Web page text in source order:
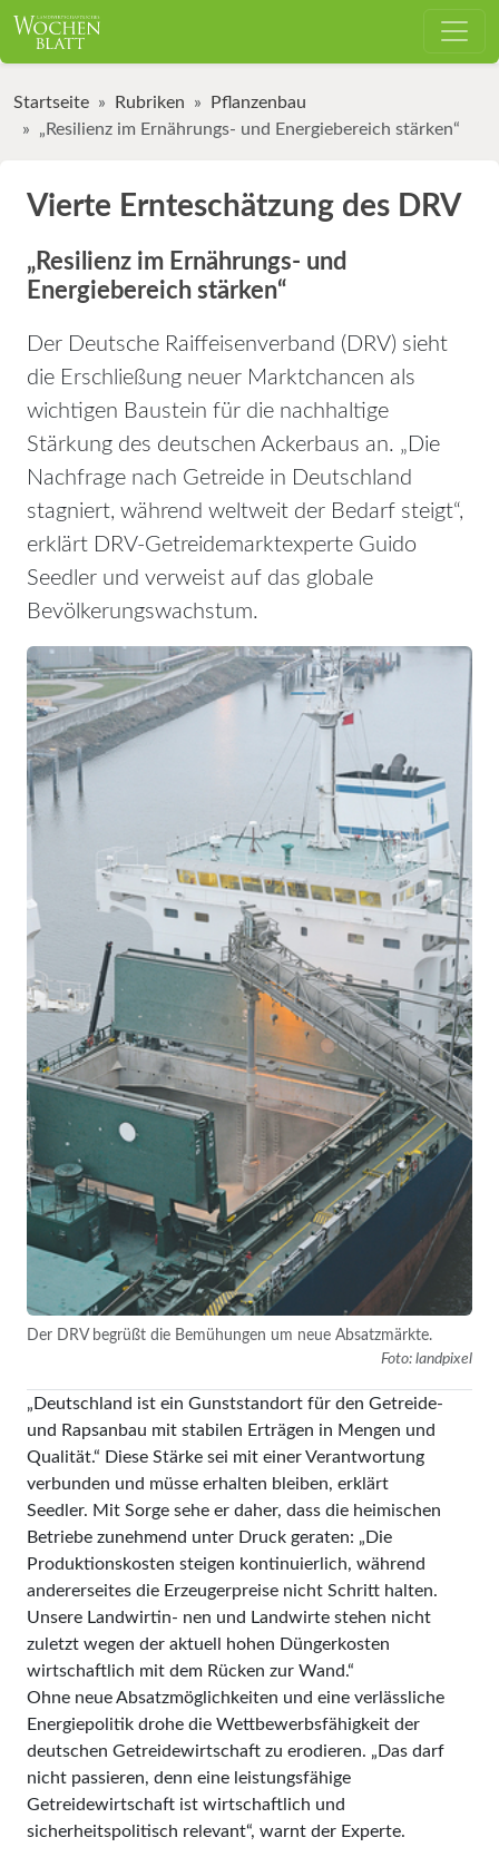
Startseite Rubriken
Pflanzenbau
„Resilienz im Ernährungs- und Energiebereich stärken“
Vierte Ernteschätzung des DRV
„Resilienz im Ernährungs- und
Energiebereich stärken“
Der Deutsche Raiffeisenverband (DRV) sieht
die Erschließung neuer Marktchancen als
wichtigen Baustein für die nachhaltige
Stärkung des deutschen Ackerbaus an. „Die
Nachfrage nach Getreide in Deutschland
stagniert, während weltweit der Bedarf steigt“,
erklärt DRV-Getreidemarktexperte Guido
Seedler und verweist auf das globale
Bevölkerungswachstum.
Der DRV begrüßt die Bemühungen um neue Absatzmärkte.
Foto: landpixel
„Deutschland ist ein Gunststand­ort für den Getreide-
und Rapsanbau mit stabilen Erträgen in Mengen und
Qualität.“ Diese Stärke sei mit einer Ver­antwortung
verbunden und müsse erhalten bleiben, erklärt
Seedler. Mit Sorge sehe er daher, dass die heimischen
Betriebe zunehmend unter Druck geraten: „Die
Produktions­kosten steigen kontinuierlich, während
anderer­seites die Erzeugerpreise nicht Schritt halten.
Unsere Landwirtin- nen und Landwirte stehen nicht
zuletzt wegen der aktuell hohen Düngerkosten
wirtschaftlich mit dem Rücken zur Wand.“
Ohne neue Absatzmöglichkeiten und eine verlässliche
Energiepolitik drohe die Wettbewerbsfähigkeit der
deutschen Getreidewirtschaft zu erodieren. „Das darf
nicht passieren, denn eine leistungsfähige
Getreidewirtschaft ist wirtschaftlich und
sicherheitspolitisch relevant“, warnt der Experte.